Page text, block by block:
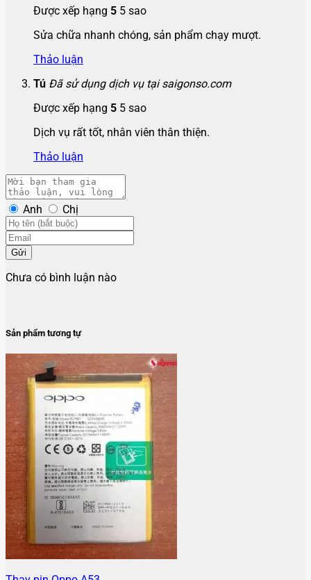
Được xếp hạng 5 5 sao
Sửa chữa nhanh chóng, sản phẩm chạy mượt.
Thảo luận
Tú Đã sử dụng dịch vụ tại saigonso.com
Được xếp hạng 5 5 sao
Dịch vụ rất tốt, nhân viên thân thiện.
Thảo luận
Anh Chị
Gửi
Chưa có bình luận nào
Sản phẩm tương tự